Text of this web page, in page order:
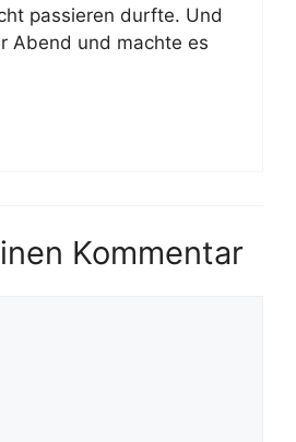
passieren durfte. Und
Abend und machte es
Kommentar